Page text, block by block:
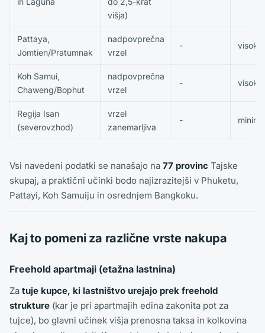
višja)
Pattaya,
Jomtien/Pratumnak
nadpovprečna
vrzel
- visoka
Koh Samui,
Chaweng/Bophut
nadpovprečna
vrzel
- visoka
Regija Isan
(severovzhod)
vrzel
zanemarljiva
-
Vsi navedeni podatki se nanašajo na 77 provinc Tajske
skupaj, a praktični učinki bodo najizrazitejši v Phuketu,
Pattayi, Koh Samuiju in osrednjem Bangkoku.
Kaj to pomeni za različne vrste nakupa
Freehold apartmaji (etažna lastnina)
Za tuje kupce, ki lastništvo urejajo prek freehold
strukture (kar je pri apartmajih edina zakonita pot za
tujce), bo glavni učinek višja prenosna taksa in kolkovina